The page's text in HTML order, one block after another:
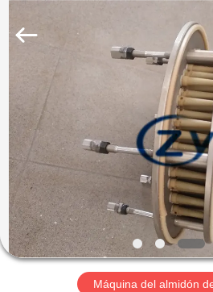
HOGAR
PRODUCTOS
SOBRE
LOS
E.E.U.U.
Starch
Engineering
Máquina del almidón